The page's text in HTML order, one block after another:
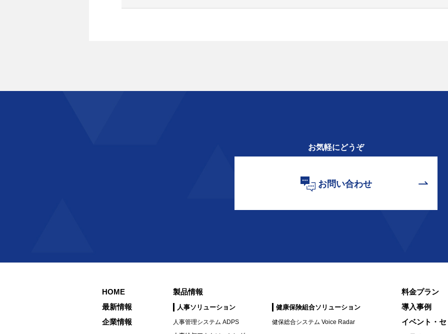
お気軽にどうぞ
お問い合わせ
HOME
最新情報
企業情報
製品情報
人事ソリューション
人事管理システム ADPS
健康保険組合ソリューション
健保総合システム Voice Radar
料金プラン
導入事例
イベント・